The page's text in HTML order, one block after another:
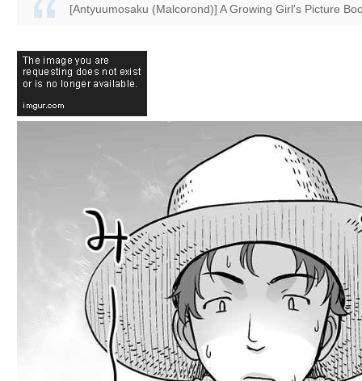
[Antyuumosaku (Malcorond)] A Growing Girl's Picture